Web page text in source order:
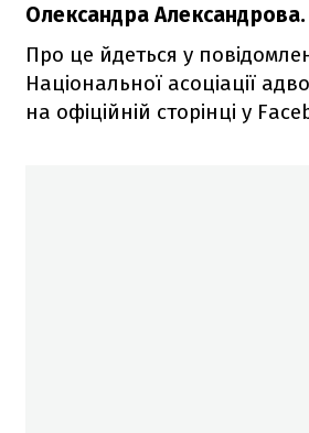
Олександра Александрова.
Про це йдеться у
Національної асоціації
на офіційній сторінці у